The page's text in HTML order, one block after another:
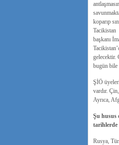
koparıp
Tacikistan
başkanı
gelecektir.
bugün
ŞİÖ
vardır.
Ayrıca,
Şu husus
tarihlerde
Rusya,